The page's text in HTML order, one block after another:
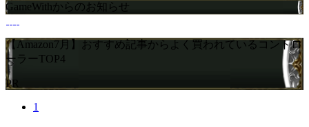
GameWithからのお知らせ
【Amazon7月】おすすめ記事からよく買われているコントロ
ーラーTOP4
PR
1